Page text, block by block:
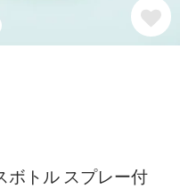
ボトル スプレー付